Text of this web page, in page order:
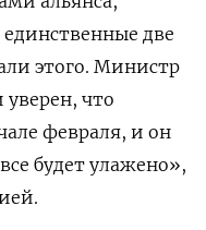
две
этого. Министр
что
февраля, и он
будет улажено»,